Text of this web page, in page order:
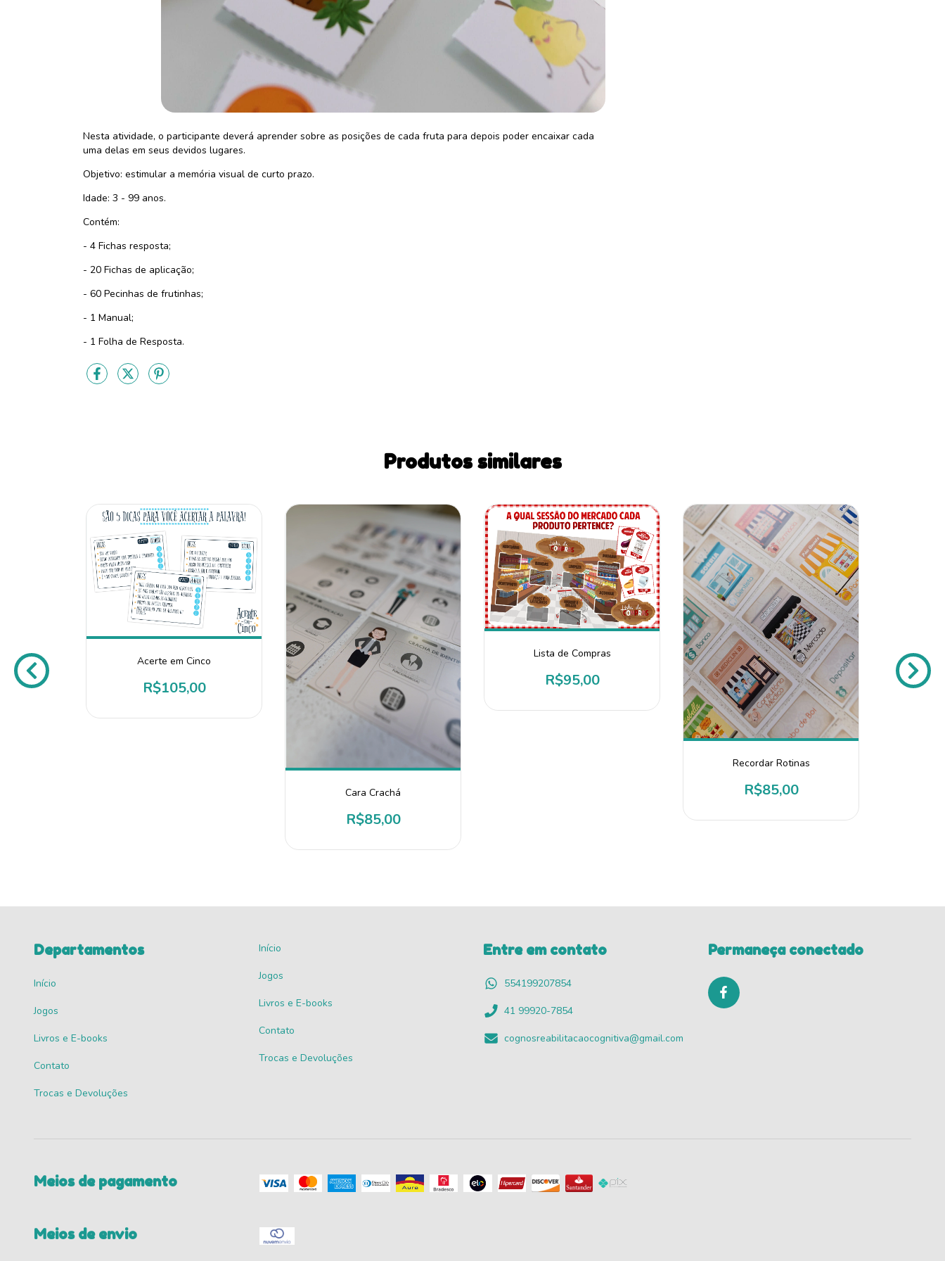
Nesta atividade, o participante deverá aprender sobre as posições de cada fruta para depois poder encaixar cada
uma delas em seus devidos lugares.
Objetivo: estimular a memória visual de curto prazo.
Idade: 3 - 99 anos.
Contém:
- 4 Fichas resposta;
- 20 Fichas de aplicação;
- 60 Pecinhas de frutinhas;
- 1 Manual;
- 1 Folha de Resposta.
Produtos similares
Acerte em Cinco
R$105,00
Cara Crachá
R$85,00
Lista de Compras
R$95,00
Recordar Rotinas
R$85,00
Departamentos
Início
Jogos
Livros e E-books
Contato
Trocas e Devoluções
Início
Jogos
Livros e E-books
Contato
Trocas e Devoluções
Entre em contato
554199207854
41 99920-7854
cognosreabilitacaocognitiva@gmail.com
Permaneça conectado
Meios de pagamento
Meios de envio